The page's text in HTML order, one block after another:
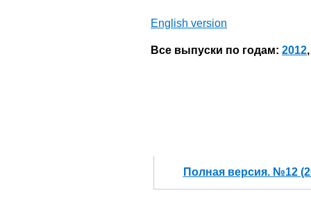
English version
Все выпуски по годам: 2012,
Полная версия. №12